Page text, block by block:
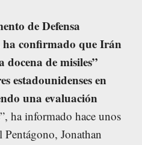
de Defensa
ha confirmado que Irán
docena de misiles”
estadounidenses en
una evaluación
”, ha informado hace unos
Jonathan